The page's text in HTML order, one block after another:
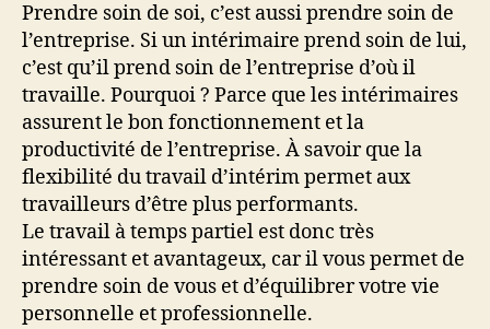
Prendre soin de soi, c’est aussi prendre soin de
l’entreprise. Si un intérimaire prend soin de lui,
c’est qu’il prend soin de l’entreprise d’où il
travaille. Pourquoi ? Parce que les intérimaires
assurent le bon fonctionnement et la
productivité de l’entreprise. À savoir que la
flexibilité du travail d’intérim permet aux
travailleurs d’être plus performants.
Le travail à temps partiel est donc très
intéressant et avantageux, car il vous permet de
prendre soin de vous et d’équilibrer votre vie
personnelle et professionnelle.